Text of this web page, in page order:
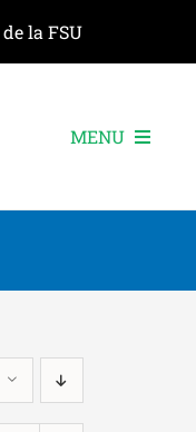
de la FSU
MENU